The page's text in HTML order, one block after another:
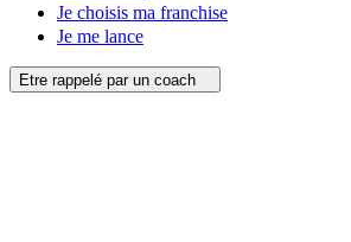
Je choisis ma franchise
Je me lance
Etre rappelé par un coach